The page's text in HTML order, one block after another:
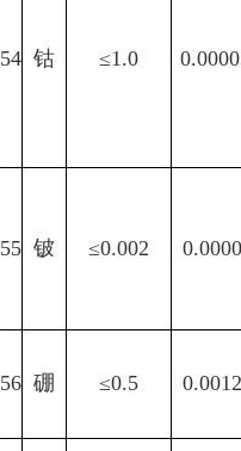
54 钴 ≤1.0
55 铍 ≤0.002
56 硼 ≤0.5